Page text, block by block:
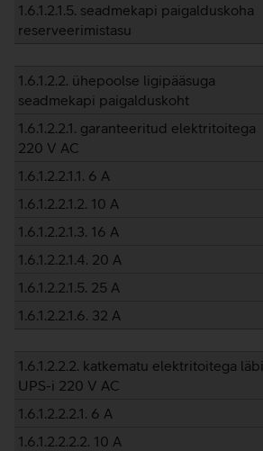
1.6.1.2.1.5. seadmekapi paigalduskoha
reserveerimistasu
1.6.1.2.2. ühepoolse ligipääsuga
seadmekapi paigalduskoht
1.6.1.2.2.1. garanteeritud elektritoitega
220 V AC
1.6.1.2.2.1.1. 6 A
1.6.1.2.2.1.2. 10 A
1.6.1.2.2.1.3. 16 A
1.6.1.2.2.1.4. 20 A
1.6.1.2.2.1.5. 25 A
1.6.1.2.2.1.6. 32 A
1.6.1.2.2.2. katkematu elektritoitega läbi
UPS-i 220 V AC
1.6.1.2.2.2.1. 6 A
1.6.1.2.2.2.2. 10 A